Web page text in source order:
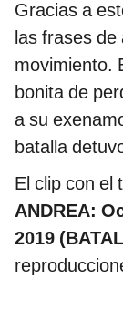
Gracias a
las frases de
movimiento.
bonita de
a su
batalla
El clip con el
ANDREA:
2019